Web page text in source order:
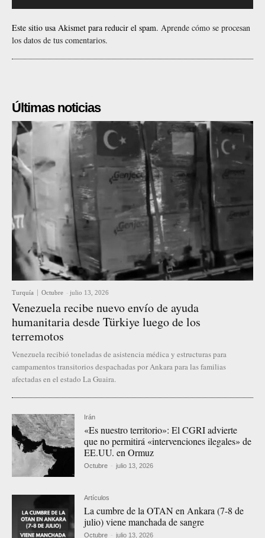
Este sitio usa Akismet para reducir el spam. Aprende cómo se procesan
los datos de tus comentarios.
Últimas noticias
Turquía Octubre - julio 13, 2026
Venezuela recibe nuevo envío de ayuda
humanitaria desde Türkiye luego de los
terremotos
Venezuela recibió toneladas de asistencia médica y estructuras para
campamentos transitorios despachadas por Ankara para las familias
afectadas en el estado La Guaira.
Irán
«Es nuestro territorio»: El CGRI advierte
que no permitirá «intervenciones ilegales» de
EE.UU. en Ormuz
Octubre - julio 13, 2026
Artículos
La cumbre de la OTAN en Ankara (7-8 de
julio) viene manchada de sangre
Octubre - julio 13, 2026